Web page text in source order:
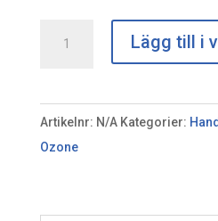
mängd
Lägg till i
Artikelnr: N/A Kategorier:
Ozone